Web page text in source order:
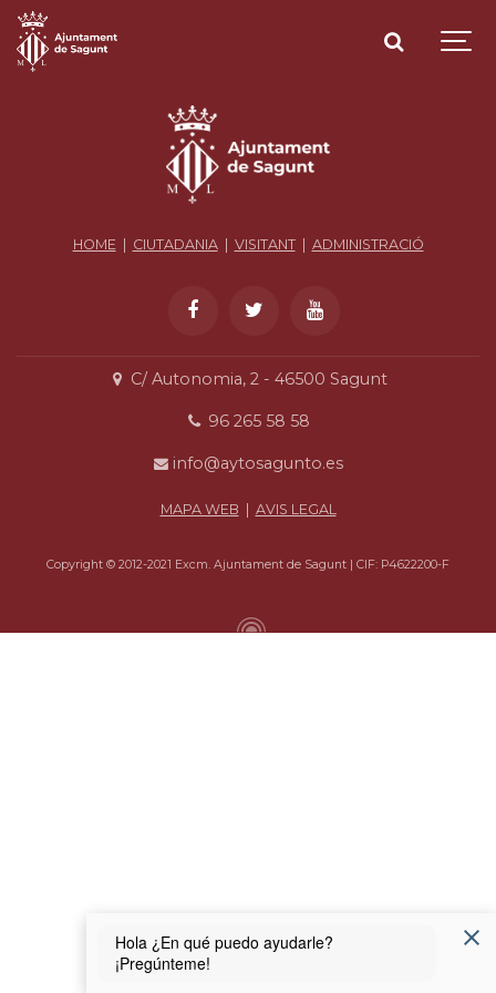
HOME CIUTADANIA| VISITANT| ADMINISTRACIÓ
C/ Autonomia, 2 - 46500 Sagunt
96 265 58 58
info@aytosagunto.es
MAPA WEB | AVIS LEGAL
Copyright © 2012-2021 Excm. Ajuntament de Sagunt | CIF: P4622200-F